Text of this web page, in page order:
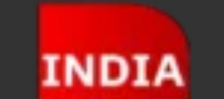
FCI News: पहली बार फूड कॉर्पोरेशन ऑफ इंडिया (FCI)
Shakti Sadan Yojana: संकटग्रस्त महिलाओं के लिए
UP Ayush App: योगी सरकार जल्द लांच करेगी आयुष एप,
CM Yogi Gift: मुख्यमंत्री योगी आदित्यनाथ ने लघु व सीमांत
River Drone Survey Model: सीएम योगी के रिवर ड्रोन